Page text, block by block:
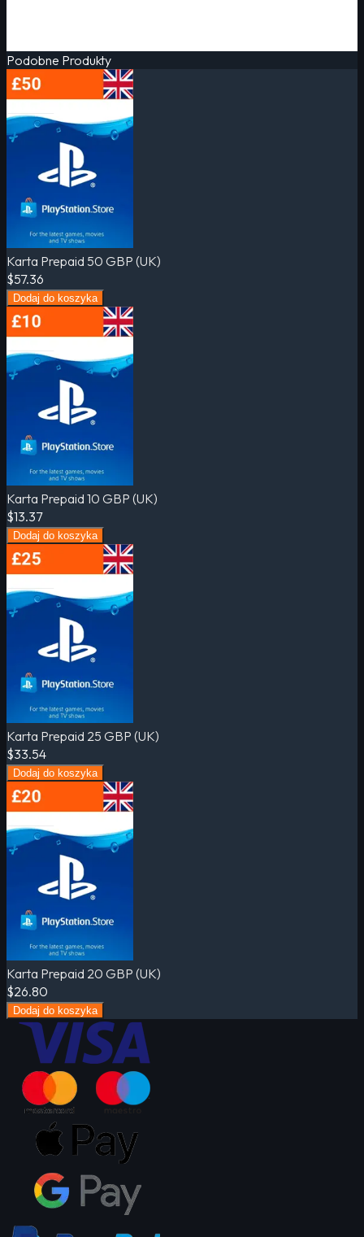
Podobne Produkty
Karta Prepaid 50 GBP (UK)
$57.36
Dodaj do koszyka
Karta Prepaid 10 GBP (UK)
$13.37
Dodaj do koszyka
Karta Prepaid 25 GBP (UK)
$33.54
Dodaj do koszyka
Karta Prepaid 20 GBP (UK)
$26.80
Dodaj do koszyka